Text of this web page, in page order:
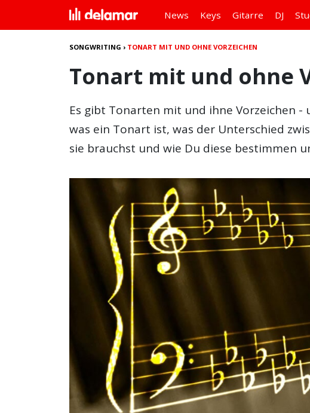
News Keys Gitarre DJ
SONGWRITING › TONART MIT UND OHNE VORZEICHEN
Tonart mit und ohne
Es gibt Tonarten mit und ihne Vorzeichen -
was ein Tonart ist, was der Unterschied
sie brauchst und wie Du diese bestimmen